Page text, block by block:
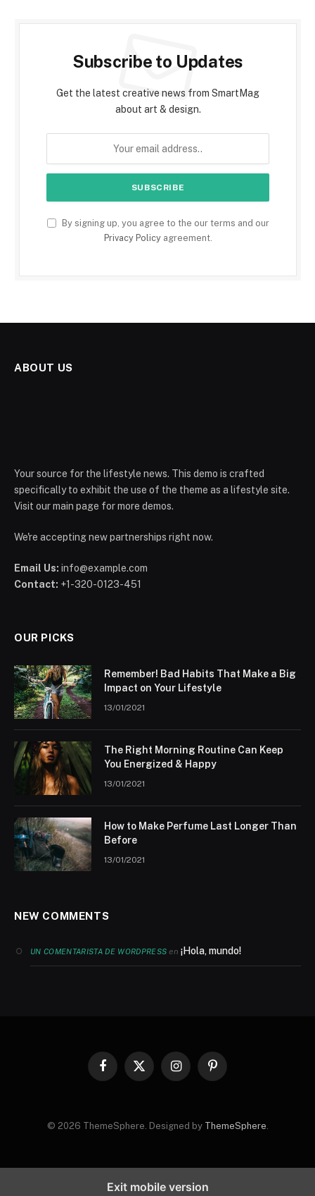
Subscribe to Updates
Get the latest creative news from SmartMag
about art & design.
By signing up, you agree to the our terms and our
Privacy Policyagreement.
ABOUT US
Your source for the lifestyle news. This demo is crafted
specifically to exhibit the use of the theme as a lifestyle site.
Visit our main page for more demos.
We're accepting new partnerships right now.
Email Us: info@example.com
Contact: +1-320-0123-451
OUR PICKS
Remember! Bad Habits That Make a Big
Impact on Your Lifestyle
13/01/2021
The Right Morning Routine Can Keep
You Energized & Happy
13/01/2021
How to Make Perfume Last Longer Than
Before
13/01/2021
NEW COMMENTS
UN COMENTARISTA DE WORDPRESS en¡Hola, mundo!
Facebook
X
InstagramPinterest
© 2026 ThemeSphere. Designed by ThemeSphere.
Exit mobile version